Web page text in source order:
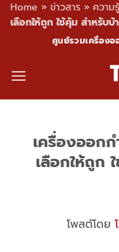
Home » ข่าวสาร » ความรู้
เลือกให้ถูก ใช้คุ้ม สำหรับ
content
ศูนย์รวมเครื่อง
เครื่องออก
เลือกให้ถูก
โพสต์โดย